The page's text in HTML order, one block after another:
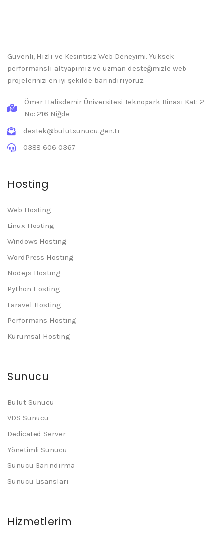
Güvenli, Hızlı ve Kesintisiz Web Deneyimi. Yüksek
performanslı altyapımız ve uzman desteğimizle web
projelerinizi en iyi şekilde barındırıyoruz.
Ömer Halisdemir Üniversitesi Teknopark Binası Kat: 2
No: 216 Niğde
destek@bulutsunucu.gen.tr
0388 606 0367
Hosting
Web Hosting
Linux Hosting
Windows Hosting
WordPress Hosting
Nodejs Hosting
Python Hosting
Laravel Hosting
Performans Hosting
Kurumsal Hosting
Sunucu
Bulut Sunucu
VDS Sunucu
Dedicated Server
Yönetimli Sunucu
Sunucu Barındırma
Sunucu Lisansları
Hizmetlerim